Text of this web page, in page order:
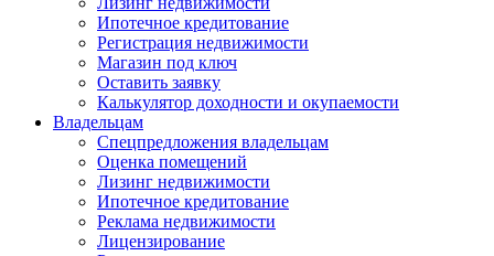
Ипотечное кредитование
Регистрация недвижимости
Магазин под ключ
Оставить заявку
Калькулятор доходности и окупаемости
Владельцам
Спецпредложения владельцам
Оценка помещений
Лизинг недвижимости
Ипотечное кредитование
Реклама недвижимости
Лицензирование